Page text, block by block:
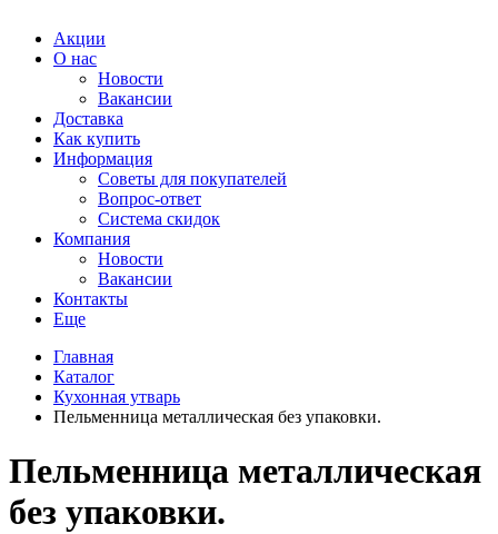
Акции
О нас
Новости
Вакансии
Доставка
Как купить
Информация
Советы для покупателей
Вопрос-ответ
Система скидок
Компания
Новости
Вакансии
Контакты
Еще
Главная
Каталог
Кухонная утварь
Пельменница металлическая без упаковки.
Пельменница металлическая
без упаковки.